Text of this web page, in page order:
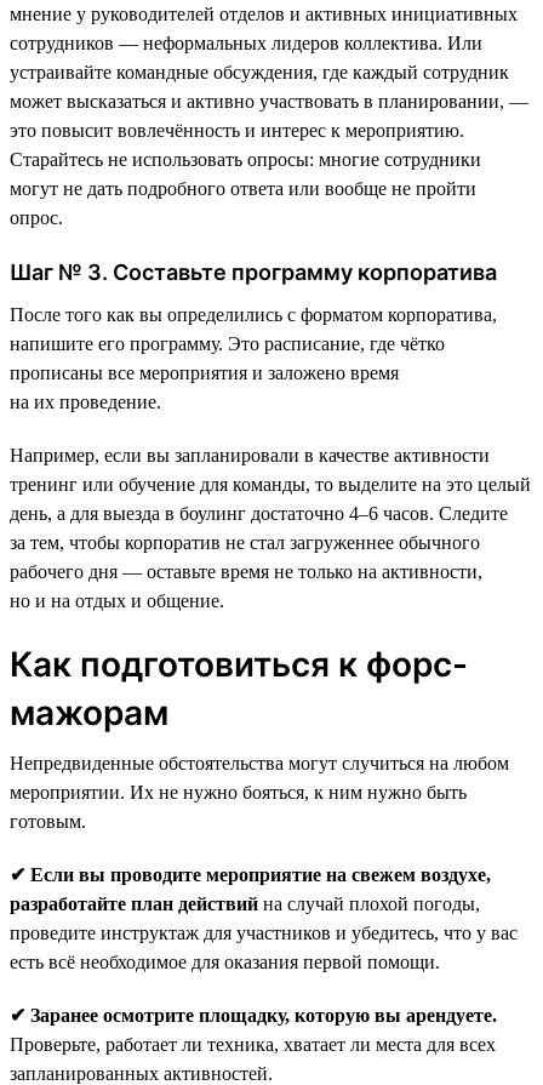
мнение у руководителей отделов и активных инициативных
сотрудников — неформальных лидеров коллектива. Или
устраивайте командные обсуждения, где каждый сотрудник
может высказаться и активно участвовать в планировании, —
это повысит вовлечённость и интерес к мероприятию.
Старайтесь не использовать опросы: многие сотрудники
могут не дать подробного ответа или вообще не пройти
опрос.
Шаг № 3. Составьте программу корпоратива
После того как вы определились с форматом корпоратива,
напишите его программу. Это расписание, где чётко
прописаны все мероприятия и заложено время
на их проведение.
Например, если вы запланировали в качестве активности
тренинг или обучение для команды, то выделите на это целый
день, а для выезда в боулинг достаточно 4–6 часов. Следите
за тем, чтобы корпоратив не стал загруженнее обычного
рабочего дня — оставьте время не только на активности,
но и на отдых и общение.
Как подготовиться к форс-
мажорам
Непредвиденные обстоятельства могут случиться на любом
мероприятии. Их не нужно бояться, к ним нужно быть
готовым.
✔ Если вы проводите мероприятие на свежем воздухе,
разработайте план действий на случай плохой погоды,
проведите инструктаж для участников и убедитесь, что у вас
есть всё необходимое для оказания первой помощи.
✔ Заранее осмотрите площадку, которую вы арендуете.
Проверьте, работает ли техника, хватает ли места для всех
запланированных активностей.